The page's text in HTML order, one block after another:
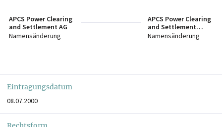
APCS Power Clearing
and Settlement AG
Namensänderung
APCS Power Clearing
and Settlement
GmbH
Namensänderung
Eintragungsdatum
08.07.2000